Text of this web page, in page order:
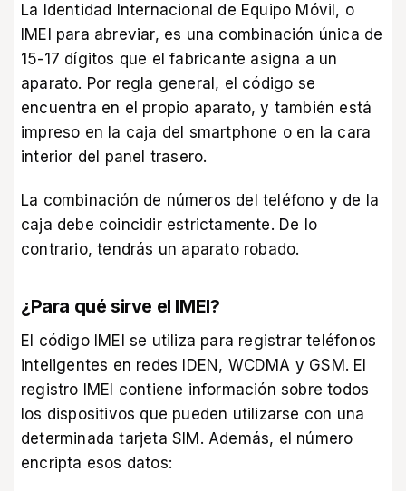
La Identidad Internacional de Equipo Móvil, o
IMEI para abreviar, es una combinación única de
15-17 dígitos que el fabricante asigna a un
aparato. Por regla general, el código se
encuentra en el propio aparato, y también está
impreso en la caja del smartphone o en la cara
interior del panel trasero.
La combinación de números del teléfono y de la
caja debe coincidir estrictamente. De lo
contrario, tendrás un aparato robado.
¿Para qué sirve el IMEI?
El código IMEI se utiliza para registrar teléfonos
inteligentes en redes IDEN, WCDMA y GSM. El
registro IMEI contiene información sobre todos
los dispositivos que pueden utilizarse con una
determinada tarjeta SIM. Además, el número
encripta esos datos: